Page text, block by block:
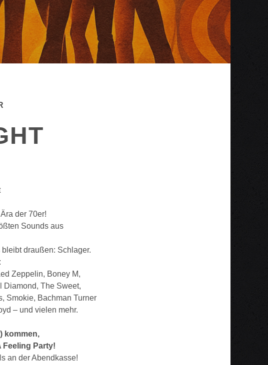
der 70er!
Sounds aus
draußen: Schlager.
Zeppelin, Boney M,
Diamond, The Sweet,
Smokie, Bachman Turner
– und vielen mehr.
kommen,
Feeling Party!
an der Abendkasse!